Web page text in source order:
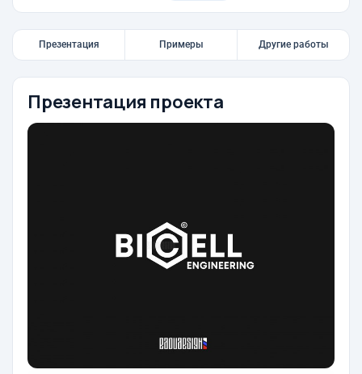
Презентация Примеры Другие работы
Презентация проекта